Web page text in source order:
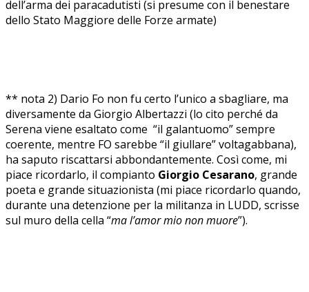
dell’arma dei paracadutisti (si presume con il benestare
dello Stato Maggiore delle Forze armate)
** nota 2) Dario Fo non fu certo l’unico a sbagliare, ma
diversamente da Giorgio Albertazzi (lo cito perché da
Serena viene esaltato come “il galantuomo” sempre
coerente, mentre FO sarebbe “il giullare” voltagabbana),
ha saputo riscattarsi abbondantemente. Così come, mi
piace ricordarlo, il compianto Giorgio Cesarano, grande
poeta e grande situazionista (mi piace ricordarlo quando,
durante una detenzione per la militanza in LUDD, scrisse
sul muro della cella “ma l’amor mio non muore”).